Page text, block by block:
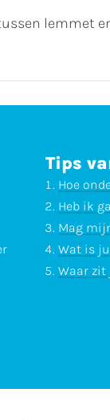
lemmet
Tips
Hoe
Heb ik
Mag
Wat is
Waar zit